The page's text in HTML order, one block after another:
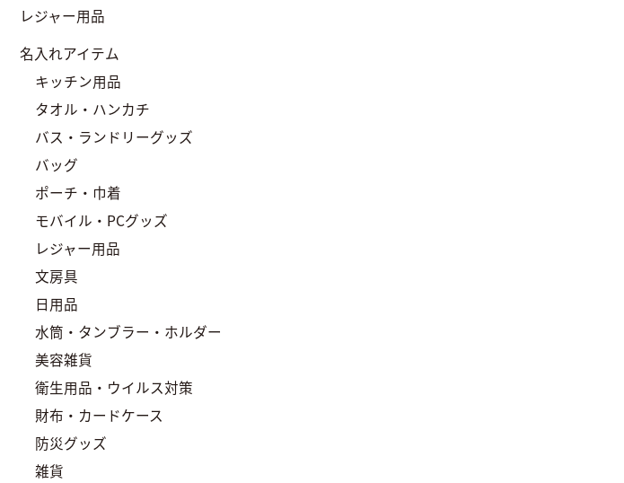
レジャー用品
名入れアイテム
キッチン用品
タオル・ハンカチ
バス・ランドリーグッズ
バッグ
ポーチ・巾着
モバイル・PCグッズ
レジャー用品
文房具
日用品
水筒・タンブラー・ホルダー
美容雑貨
衛生用品・ウイルス対策
財布・カードケース
防災グッズ
雑貨